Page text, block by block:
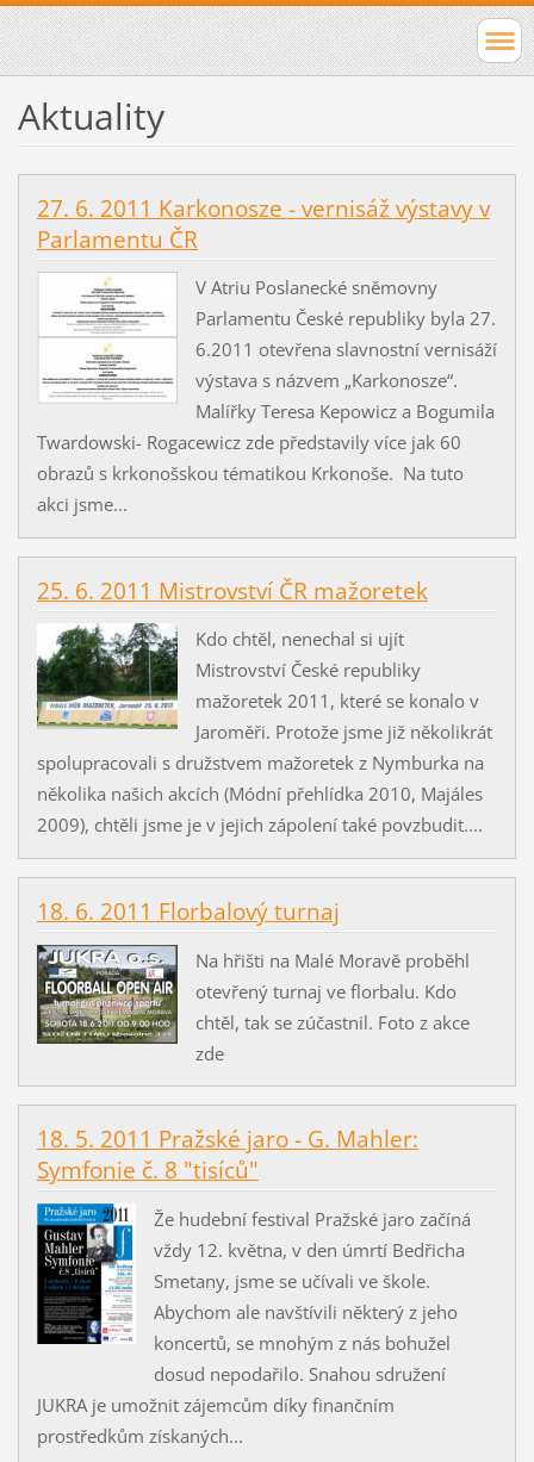
Aktuality
27. 6. 2011 Karkonosze - vernisáž výstavy v
Parlamentu ČR
V Atriu Poslanecké sněmovny
Parlamentu České republiky byla 27.
6.2011 otevřena slavnostní vernisáží
výstava s názvem „Karkonosze“.
Malířky Teresa Kepowicz a Bogumila
Twardowski- Rogacewicz zde představily více jak 60
obrazů s krkonošskou tématikou Krkonoše. Na tuto
akci jsme...
25. 6. 2011 Mistrovství ČR mažoretek
Kdo chtěl, nenechal si ujít
Mistrovství České republiky
mažoretek 2011, které se konalo v
Jaroměři. Protože jsme již několikrát
spolupracovali s družstvem mažoretek z Nymburka na
několika našich akcích (Módní přehlídka 2010, Majáles
2009), chtěli jsme je v jejich zápolení také povzbudit....
18. 6. 2011 Florbalový turnaj
Na hřišti na Malé Moravě proběhl
otevřený turnaj ve florbalu. Kdo
chtěl, tak se zúčastnil. Foto z akce
zde
18. 5. 2011 Pražské jaro - G. Mahler:
Symfonie č. 8 "tisíců"
Že hudební festival Pražské jaro začíná
vždy 12. května, v den úmrtí Bedřicha
Smetany, jsme se učívali ve škole.
Abychom ale navštívili některý z jeho
koncertů, se mnohým z nás bohužel
dosud nepodařilo. Snahou sdružení
JUKRA je umožnit zájemcům díky finančním
prostředkům získaných...